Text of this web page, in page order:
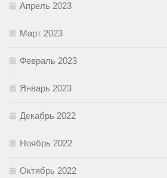
Апрель 2023
Март 2023
Февраль 2023
Январь 2023
Декабрь 2022
Ноябрь 2022
Октябрь 2022